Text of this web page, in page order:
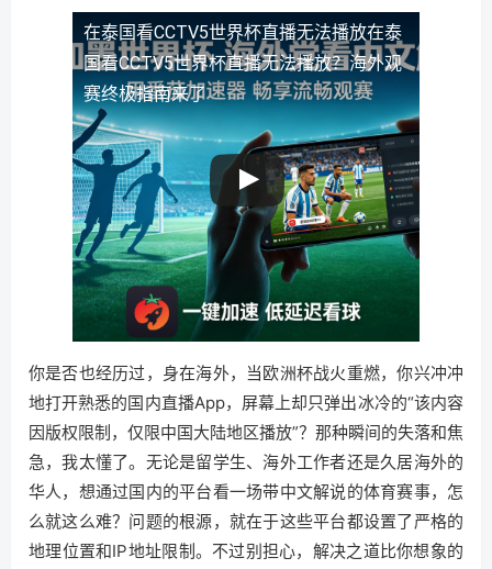
在泰国看CCTV5世界杯直播无法播放在泰
国看CCTV5世界杯直播无法播放？海外观
赛终极指南来了
你是否也经历过，身在海外，当欧洲杯战火重燃，你兴冲冲
地打开熟悉的国内直播App，屏幕上却只弹出冰冷的“该内容
因版权限制，仅限中国大陆地区播放”？那种瞬间的失落和焦
急，我太懂了。无论是留学生、海外工作者还是久居海外的
华人，想通过国内的平台看一场带中文解说的体育赛事，怎
么就这么难？问题的根源，就在于这些平台都设置了严格的
地理位置和IP地址限制。不过别担心，解决之道比你想象的